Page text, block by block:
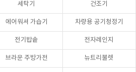
세탁기 건조기
에어워셔 가습기 차량용 공기청정기
전기밥솥 전자레인지
브라운 주방가전 뉴트리불렛